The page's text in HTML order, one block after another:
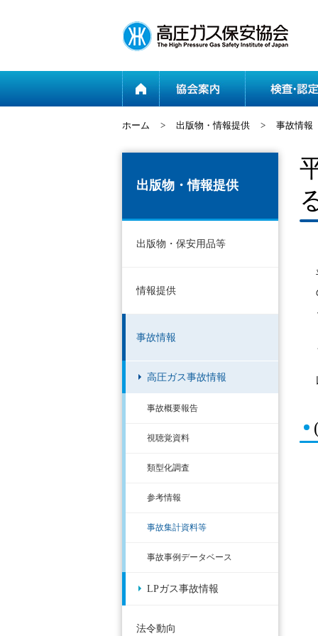
ホーム > 出版物・情報提供 > 事故情報
出版物・情報提供
出版物・保安用品等
情報提供
事故情報
高圧ガス事故情報
事故概要報告
視聴覚資料
類型化調査
参考情報
事故集計資料等
事故事例データベース
LPガス事故情報
法令動向